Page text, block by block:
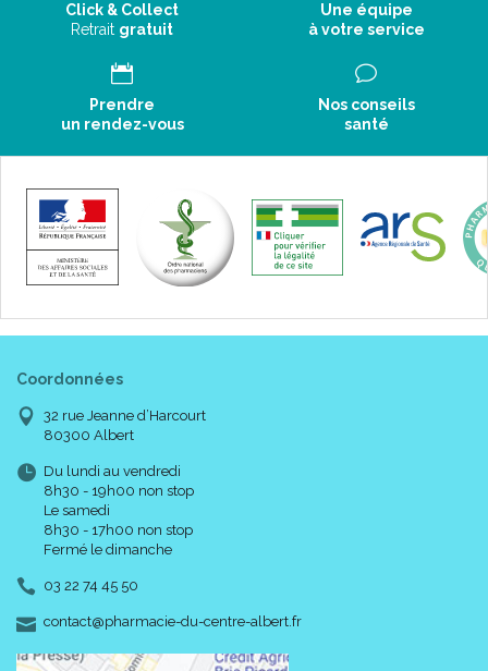
Click & Collect
Retrait gratuit
Une équipe
à votre service
Prendre
un rendez-vous
Nos conseils
santé
Coordonnées
32 rue Jeanne d’Harcourt
80300 Albert
Du lundi au vendredi
8h30 - 19h00 non stop
Le samedi
8h30 - 17h00 non stop
Fermé le dimanche
03 22 74 45 50
contact-
@-
pharmacie-du-centre-albert.fr